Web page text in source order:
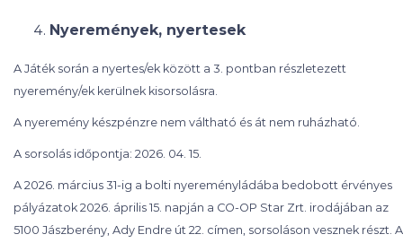
Nyeremények, nyertesek
A Játék során a nyertes/ek között a 3. pontban részletezett
nyeremény/ek kerülnek kisorsolásra.
A nyeremény készpénzre nem váltható és át nem ruházható.
A sorsolás időpontja: 2026. 04. 15.
A 2026. március 31-ig a bolti nyereményládába bedobott érvényes
pályázatok 2026. április 15. napján a CO-OP Star Zrt. irodájában az
5100 Jászberény, Ady Endre út 22. címen, sorsoláson vesznek részt. A